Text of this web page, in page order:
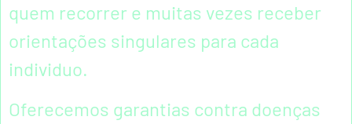
quem recorrer e muitas vezes receber
orientações singulares para cada
individuo.
Oferecemos garantias contra doenças